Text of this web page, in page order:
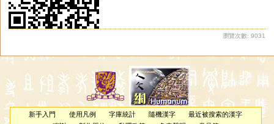
瀏覽次數: 9031
新手入門 使用凡例 字庫統計 隨機漢字
最近被搜索的漢字